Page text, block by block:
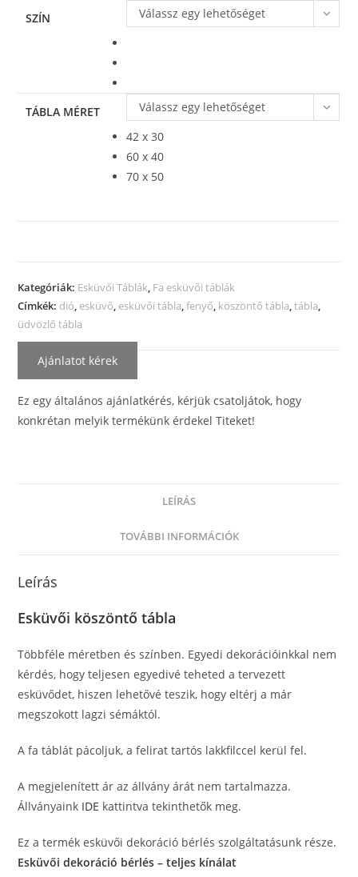
SZÍN Válassz egy lehetőséget
TÁBLA MÉRET
Válassz egy lehetőséget
42 x 30
60 x 40
70 x 50
Kategóriák: Esküvői Táblák, Fa esküvői táblák
Címkék: dió, esküvő, esküvői tábla,fenyő, köszöntő tábla,tábla,
üdvözlő tábla
Ajánlatot kérek
Ez egy általános ajánlatkérés, kérjük csatoljátok, hogy
konkrétan melyik termékünk érdekel Titeket!
LEÍRÁS
TOVÁBBI INFORMÁCIÓK
Leírás
Esküvői köszöntő tábla
Többféle méretben és színben. Egyedi dekorációinkkal nem
kérdés, hogy teljesen egyedivé teheted a tervezett
esküvődet, hiszen lehetővé teszik, hogy eltérj a már
megszokott lagzi sémáktól.
A fa táblát pácoljuk, a felirat tartós lakkfilccel kerül fel.
A megjelenített ár az állvány árát nem tartalmazza.
Állványaink IDE kattintva tekinthetők meg.
Ez a termék esküvői dekoráció bérlés szolgáltatásunk része.
Esküvői dekoráció bérlés – teljes kínálat